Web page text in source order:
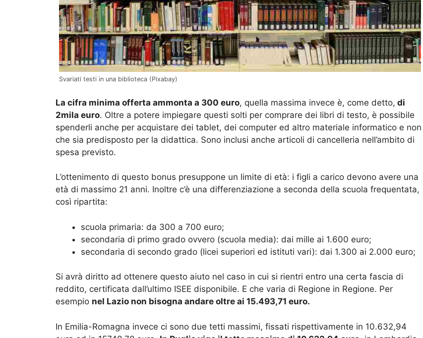
Svariati testi in una biblioteca (Pixabay)
La cifra minima offerta ammonta a 300 euro, quella massima invece è, come detto, di
2mila euro. Oltre a potere impiegare questi solti per comprare dei libri di testo, è possibile
spenderli anche per acquistare dei tablet, dei computer ed altro materiale informatico e non
che sia predisposto per la didattica. Sono inclusi anche articoli di cancelleria nell’ambito di
spesa previsto.
L’ottenimento di questo bonus presuppone un limite di età: i figli a carico devono avere una
età di massimo 21 anni. Inoltre c’è una differenziazione a seconda della scuola frequentata,
così ripartita:
scuola primaria: da 300 a 700 euro;
secondaria di primo grado ovvero (scuola media): dai mille ai 1.600 euro;
secondaria di secondo grado (licei superiori ed istituti vari): dai 1.300 ai 2.000 euro;
Si avrà diritto ad ottenere questo aiuto nel caso in cui si rientri entro una certa fascia di
reddito, certificata dall’ultimo ISEE disponibile. E che varia di Regione in Regione. Per
esempio nel Lazio non bisogna andare oltre ai 15.493,71 euro.
In Emilia-Romagna invece ci sono due tetti massimi, fissati rispettivamente in 10.632,94